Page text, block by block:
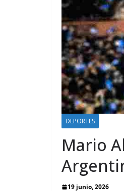
DEPORTES
Mario
19 junio, 2026